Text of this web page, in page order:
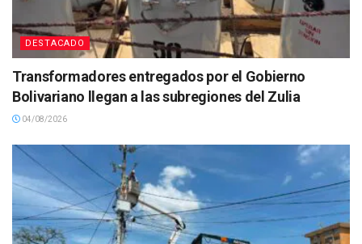
DESTACADO
Transformadores entregados por el Gobierno
Bolivariano llegan a las subregiones del Zulia
04/08/2026